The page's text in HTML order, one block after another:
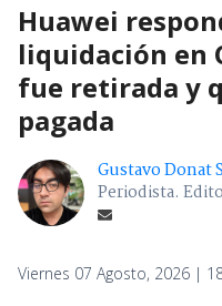
Huawei
liquidación en
fue retirada y
pagada
Gustavo Donat
Periodista.
Viernes 07 Agosto, 2026 |